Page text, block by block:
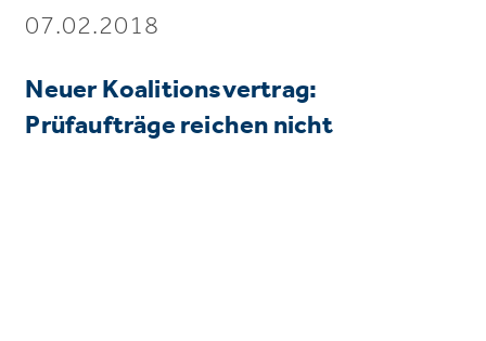
07.02.2018
Neuer Koalitionsvertrag:
Prüfaufträge reichen nicht